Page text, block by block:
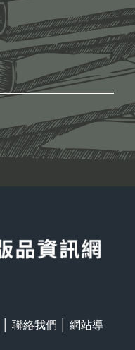
聯絡我們
網站導